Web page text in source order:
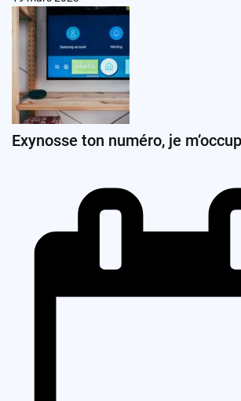
Exynosse ton numéro, je